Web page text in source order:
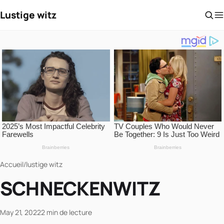
Lustige witz
Accueil/lustige witz
SCHNECKENWITZ
May 21, 20222 min de lecture